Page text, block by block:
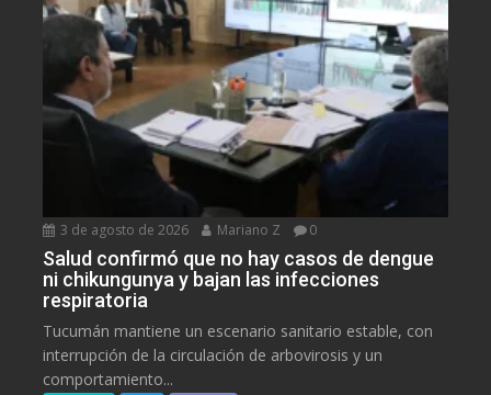
3 de agosto de 2026 Mariano Z 0
Salud confirmó que no hay casos de dengue
ni chikungunya y bajan las infecciones
respiratoria
Tucumán mantiene un escenario sanitario estable, con
interrupción de la circulación de arbovirosis y un
comportamiento...